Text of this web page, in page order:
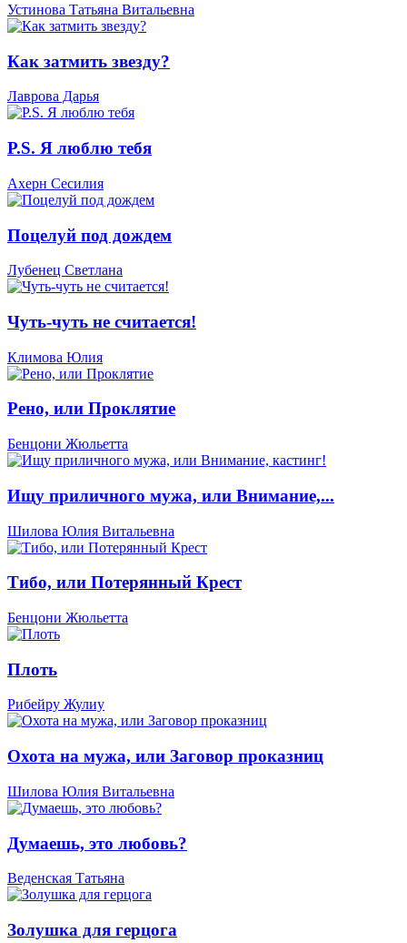
Устинова Татьяна Витальевна
Как затмить звезду?
Лаврова Дарья
P.S. Я люблю тебя
Ахерн Сесилия
Поцелуй под дождем
Лубенец Светлана
Чуть-чуть не считается!
Климова Юлия
Рено, или Проклятие
Бенцони Жюльетта
Ищу приличного мужа, или Внимание,...
Шилова Юлия Витальевна
Тибо, или Потерянный Крест
Бенцони Жюльетта
Плоть
Рибейру Жулиу
Охота на мужа, или Заговор проказниц
Шилова Юлия Витальевна
Думаешь, это любовь?
Веденская Татьяна
Золушка для герцога